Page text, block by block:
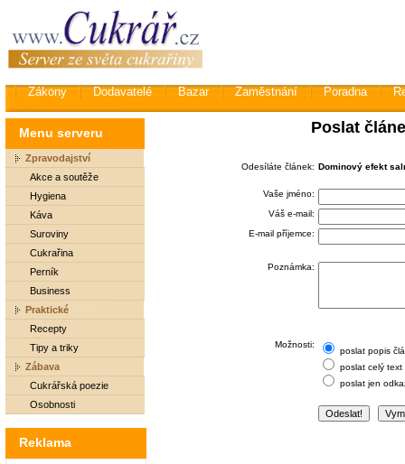
Zákony Dodavatelé Bazar Zaměstnání Poradna
Menu serveru
Zpravodajství
Akce a soutěže
Hygiena
Káva
Suroviny
Cukrařina
Perník
Business
Praktické
Recepty
Tipy a triky
Zábava
Cukrářská poezie
Osobnosti
Reklama
Poslat
Odesíláte článek: Dominový efekt
Vaše jméno:
Váš e-mail:
E-mail příjemce:
Poznámka:
Možnosti:
poslat popis
poslat celý text
poslat jen